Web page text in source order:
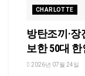
CHARLOTTE
방탄조끼·장
보한 50대
2026년 07월 24일